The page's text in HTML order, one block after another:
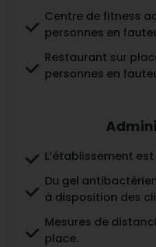
Centre de fitness
personnes en
Restaurant sur
personnes en
L’établissement
Du gel
à disposition des
Mesures de
place.